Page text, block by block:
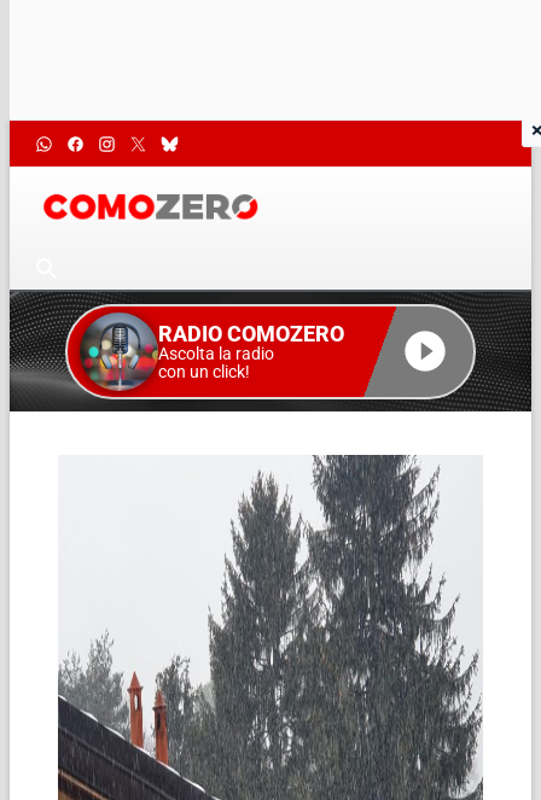
RADIO COMOZERO
Ascolta la radio
con un click!